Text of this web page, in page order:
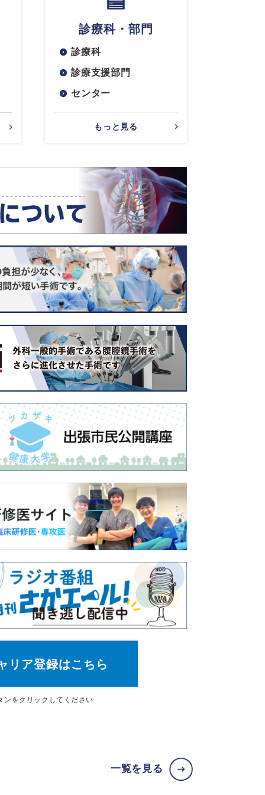
診療科・部門
診療科
診療支援部門
センター
もっと見る
リア登録はこちら
ン をクリックしてください
一覧を見る